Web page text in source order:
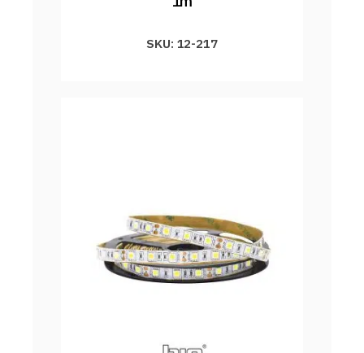
SKU: 12-217